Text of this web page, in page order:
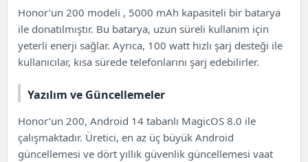
Honor’un 200 modeli , 5000 mAh kapasiteli bir batarya
ile donatılmıştır. Bu batarya, uzun süreli kullanım için
yeterli enerji sağlar. Ayrıca, 100 watt hızlı şarj desteği ile
kullanıcılar, kısa sürede telefonlarını şarj edebilirler.
Yazılım ve Güncellemeler
Honor’un 200, Android 14 tabanlı MagicOS 8.0 ile
çalışmaktadır. Üretici, en az üç büyük Android
güncellemesi ve dört yıllık güvenlik güncellemesi vaat